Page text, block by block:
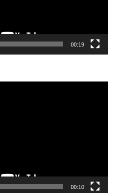
00:19
00:10